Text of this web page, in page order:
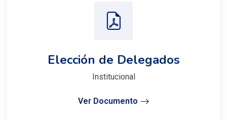
Elección de Delegados
Institucional
Ver Documento